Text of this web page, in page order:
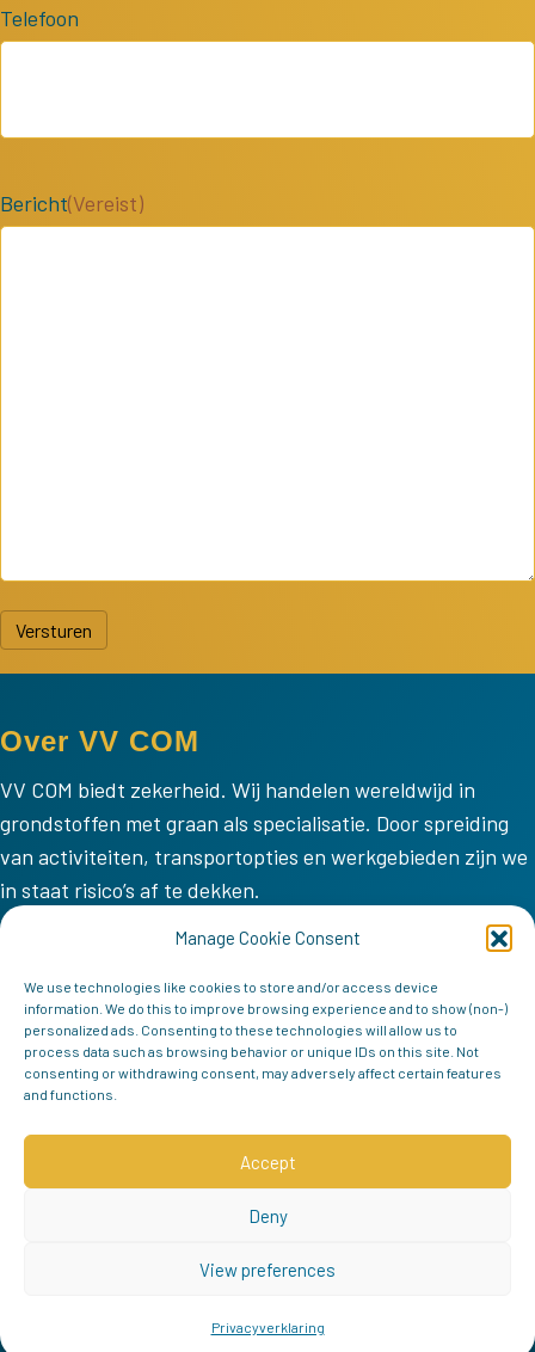
Manage Cookie Consent
We use technologies like cookies to store and/or access device
information. We do this to improve browsing experience and to show (non-)
personalized ads. Consenting to these technologies will allow us to
process data such as browsing behavior or unique IDs on this site. Not
consenting or withdrawing consent, may adversely affect certain features
and functions.
Accept
Deny
View preferences
Privacyverklaring
Telefoon
Bericht(Vereist)
Versturen
Over VV COM
VV COM biedt zekerheid. Wij handelen wereldwijd in
grondstoffen met graan als specialisatie. Door spreiding
van activiteiten, transportopties en werkgebieden zijn we
in staat risico’s af te dekken.
VV COM
Home
Missie
Team
Contact
Follow us
© 2026 VV COM | Alle rechten voorbehouden |